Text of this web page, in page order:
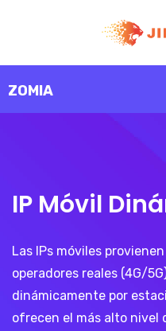
IP Móvil
Las IPs móviles
operadores reales (4G/
dinámicamente por
ofrecen el más alto nivel